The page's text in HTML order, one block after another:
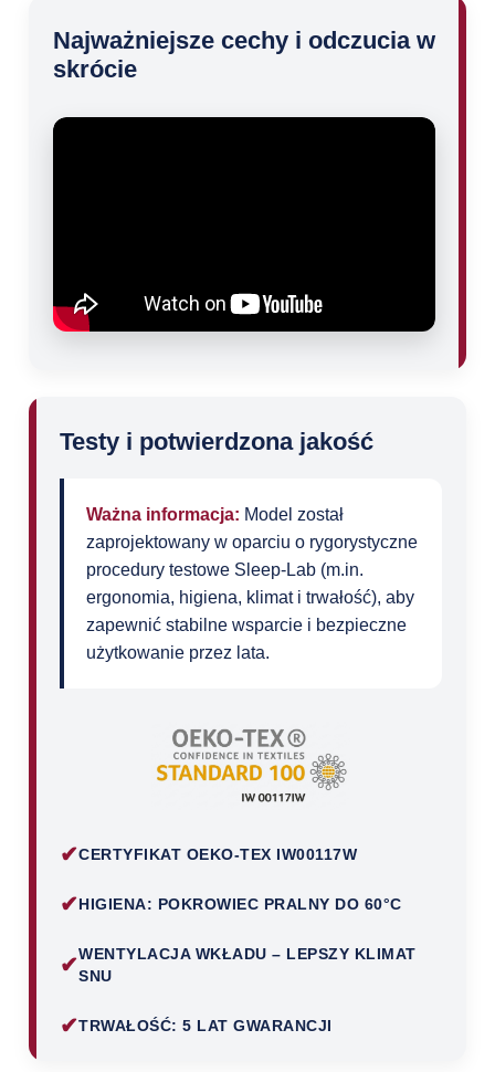
Najważniejsze cechy i odczucia w
skrócie
Testy i potwierdzona jakość
Ważna informacja: Model został
zaprojektowany w oparciu o rygorystyczne
procedury testowe Sleep‑Lab (m.in.
ergonomia, higiena, klimat i trwałość), aby
zapewnić stabilne wsparcie i bezpieczne
użytkowanie przez lata.
✔CERTYFIKAT OEKO-TEX IW00117W
✔HIGIENA: POKROWIEC PRALNY DO 60°C
✔WENTYLACJA WKŁADU – LEPSZY KLIMAT
SNU
✔TRWAŁOŚĆ: 5 LAT GWARANCJI